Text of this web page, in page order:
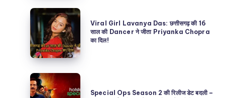
असम
की
Babydoll
Archi
कौन
है?
असली
Viral
Girl
Lavanya
Das:
छत्तीसगढ़
की
Viral Girl Lavanya Das: छत्तीसगढ़ की 16
साल की Dancer ने जीता Priyanka Chopra
का दिल!
Special
Ops
Special Ops Season 2 की रिलीज डेट बदली –